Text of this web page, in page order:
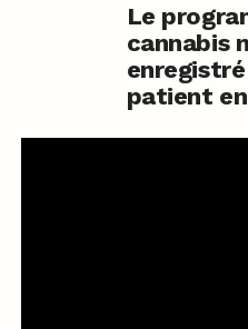
Le
cannabis
patient